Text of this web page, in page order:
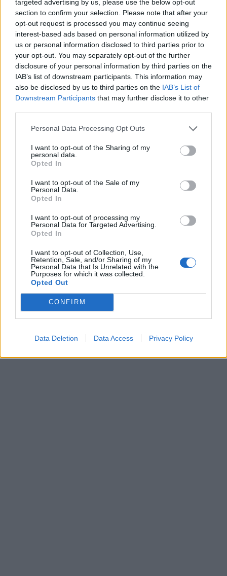
targeted advertising by us, please use the below opt-out
section to confirm your selection. Please note that after your
opt-out request is processed you may continue seeing
interest-based ads based on personal information utilized by
us or personal information disclosed to third parties prior to
your opt-out. You may separately opt-out of the further
disclosure of your personal information by third parties on the
IAB’s list of downstream participants. This information may
also be disclosed by us to third parties on the IAB’s List of
Downstream Participants that may further disclose it to other
Personal Data Processing Opt Outs
I want to opt-out of the Sharing of my
personal data.
Opted In
I want to opt-out of the Sale of my
Personal Data.
Opted In
I want to opt-out of processing my
Personal Data for Targeted Advertising.
Opted In
I want to opt-out of Collection, Use,
Retention, Sale, and/or Sharing of my
Personal Data that Is Unrelated with the
Purposes for which it was collected.
Opted Out
CONFIRM
Data Deletion Data Access Privacy Policy
Moji Mediji d.o.o.
sobotainfo.com•mariborinfo.com• ptujinfo.com• pomurec.com
dolenjskainfo.com •ljubljanainfo.com•gorenjskainfo.com•
Vse pravice pridržane © 2026
Tematike
Lokalno
Politika
Kronika
Zdravje
Šport
Scena
Zadnje novice
Dogodki
Igre
Mali oglasi
Kdo smo
Oglaševanje